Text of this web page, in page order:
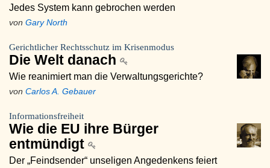
Jedes System kann gebrochen werden
von Gary North
Gerichtlicher Rechtsschutz im Krisenmodus
Die Welt danach
Wie reanimiert man die Verwaltungsgerichte?
von Carlos A. Gebauer
Informationsfreiheit
Wie die EU ihre Bürger
entmündigt
Der „Feindsender“ unseligen Angedenkens feiert